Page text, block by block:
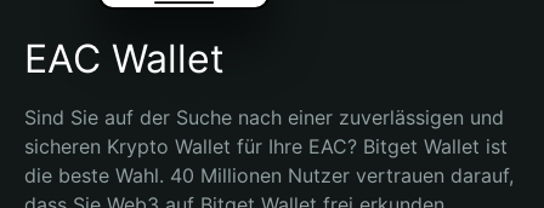
EAC Wallet
Sind Sie auf der Suche nach einer zuverlässigen und
sicheren Krypto Wallet für Ihre EAC? Bitget Wallet ist
die beste Wahl. 40 Millionen Nutzer vertrauen darauf,